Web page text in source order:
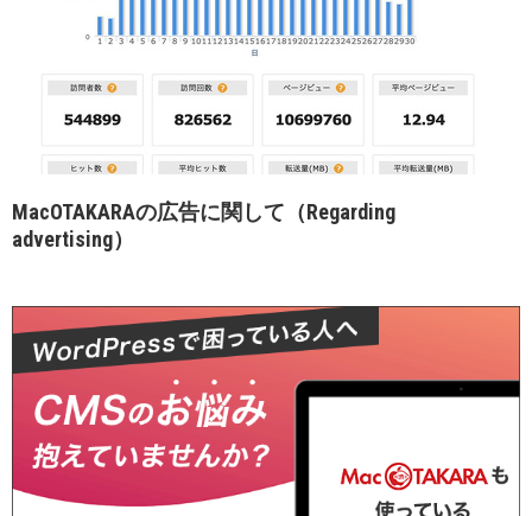
MacOTAKARAの広告に関して（Regarding
advertising）